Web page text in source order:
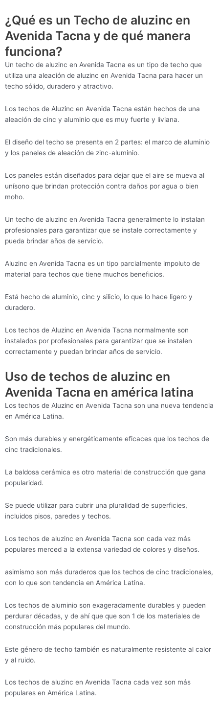
¿Qué es un Techo de aluzinc en
Avenida Tacna y de qué manera
funciona?
Un techo de aluzinc en Avenida Tacna es un tipo de techo que
utiliza una aleación de aluzinc en Avenida Tacna para hacer un
techo sólido, duradero y atractivo.
Los techos de Aluzinc en Avenida Tacna están hechos de una
aleación de cinc y aluminio que es muy fuerte y liviana.
El diseño del techo se presenta en 2 partes: el marco de aluminio
y los paneles de aleación de zinc-aluminio.
Los paneles están diseñados para dejar que el aire se mueva al
unísono que brindan protección contra daños por agua o bien
moho.
Un techo de aluzinc en Avenida Tacna generalmente lo instalan
profesionales para garantizar que se instale correctamente y
pueda brindar años de servicio.
Aluzinc en Avenida Tacna es un tipo parcialmente impoluto de
material para techos que tiene muchos beneficios.
Está hecho de aluminio, cinc y silicio, lo que lo hace ligero y
duradero.
Los techos de Aluzinc en Avenida Tacna normalmente son
instalados por profesionales para garantizar que se instalen
correctamente y puedan brindar años de servicio.
Uso de techos de aluzinc en
Avenida Tacna en américa latina
Los techos de Aluzinc en Avenida Tacna son una nueva tendencia
en América Latina.
Son más durables y energéticamente eficaces que los techos de
cinc tradicionales.
La baldosa cerámica es otro material de construcción que gana
popularidad.
Se puede utilizar para cubrir una pluralidad de superficies,
incluidos pisos, paredes y techos.
Los techos de aluzinc en Avenida Tacna son cada vez más
populares merced a la extensa variedad de colores y diseños.
asimismo son más duraderos que los techos de cinc tradicionales,
con lo que son tendencia en América Latina.
Los techos de aluminio son exageradamente durables y pueden
perdurar décadas, y de ahí que que son 1 de los materiales de
construcción más populares del mundo.
Este género de techo también es naturalmente resistente al calor
y al ruido.
Los techos de aluzinc en Avenida Tacna cada vez son más
populares en América Latina.